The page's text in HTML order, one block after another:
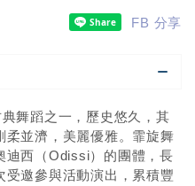
FB 分享
舞蹈之一，歷史悠久，其
柔並濟，美麗優雅。霏旋舞
迪西（Odissi）的團體，長
邀參與活動演出，累積豐